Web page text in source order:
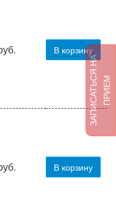
В корзину
В корзину
З
А
П
И
С
А
Т
Ь С
Я
Н
А
П
Р
И
Е М